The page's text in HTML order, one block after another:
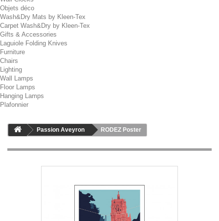
Objets déco
Wash&Dry Mats by Kleen-Tex
Carpet Wash&Dry by Kleen-Tex
Gifts & Accessories
Laguiole Folding Knives
Furniture
Chairs
Lighting
Wall Lamps
Floor Lamps
Hanging Lamps
Plafonnier
Passion Aveyron RODEZ Poster